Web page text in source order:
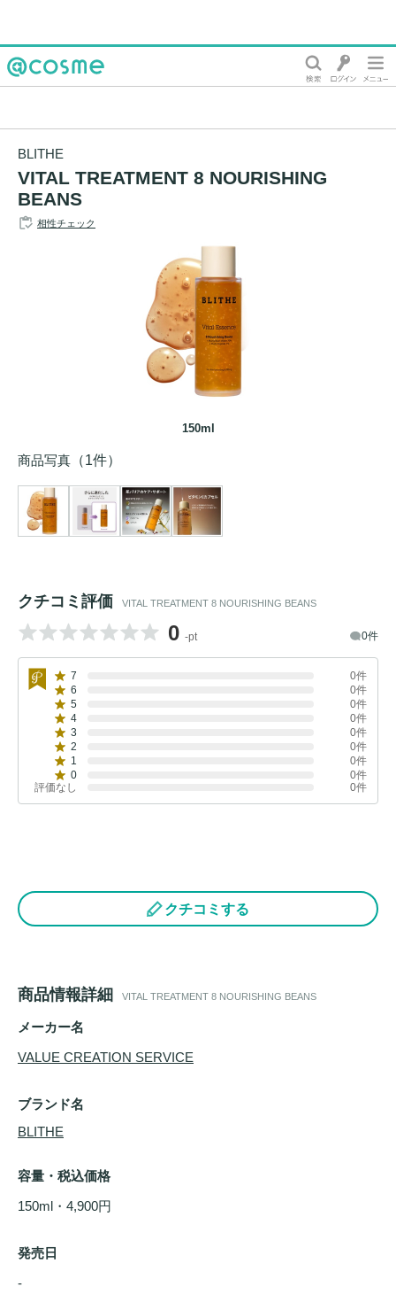
BLITHE
VITAL TREATMENT 8 NOURISHING
BEANS
相性チェック
150ml
商品写真 （1件）
クチコミ評価 VITAL TREATMENT 8 NOURISHING BEANS
0 -pt 0件
7
0件
6
0件
5
0件
4
0件
3
0件
2
0件
1
0件
0
0件
評価なし
0件
クチコミする
商品情報詳細 VITAL TREATMENT 8 NOURISHING BEANS
メーカー名
VALUE CREATION SERVICE
ブランド名
BLITHE
容量・税込価格
150ml・4,900円
発売日
-